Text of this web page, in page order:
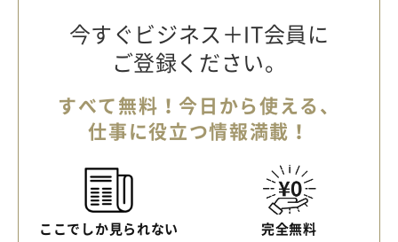
今すぐビジネス＋IT会員に
ご登録ください。
すべて無料！今日から使える、
仕事に役立つ情報満載！
ここでしか見られない 完全無料